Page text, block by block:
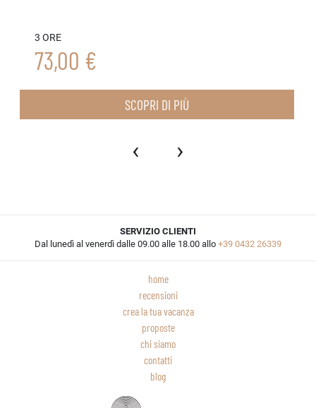
3 ORE
73,00 €
SCOPRI DI PIÙ
‹ ›
SERVIZIO CLIENTI
Dal lunedì al venerdì dalle 09.00 alle 18.00 allo +39 0432 26339
home
recensioni
crea la tua vacanza
proposte
chi siamo
contatti
blog